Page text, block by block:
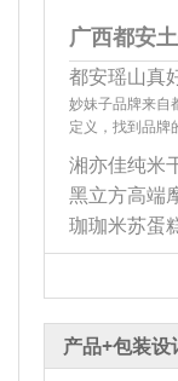
广西都安
都安瑶山真
妙妹子品牌来自
定义，找到品
湘亦佳纯米
黑立方高端
珈珈米苏蛋
产品+包装设